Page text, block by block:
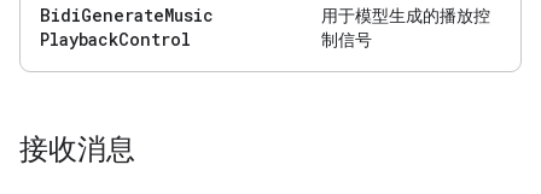
BidiGenerateMusic
PlaybackControl
用于模型生成的播放控
制信号
接收消息